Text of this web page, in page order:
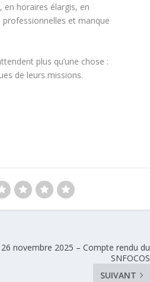
en horaires élargis, en
et manque
plus qu’une chose :
de leurs missions.
novembre 2025 – Compte rendu du
SNFOCOS
SUIVANT